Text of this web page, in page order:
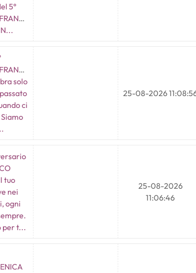
5°
solo
ci
25-08-2026
tuo
nei
ogni
per t...
25-08-2026
11:06:46